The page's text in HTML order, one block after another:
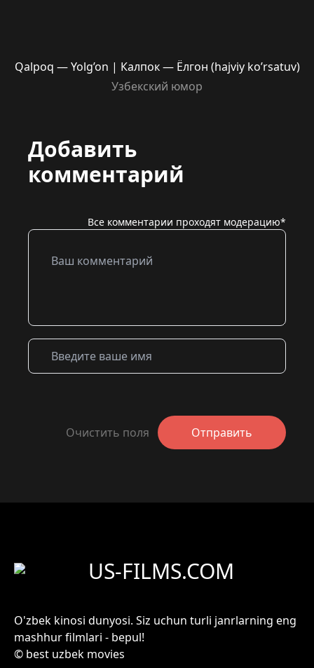
Qalpoq — Yolg’on | Калпок — Ёлгон (hajviy ko’rsatuv)
Узбекский юмор
Добавить
комментарий
Все комментарии проходят модерацию*
Очистить поля Отправить
US-FILMS.COM
O'zbek kinosi dunyosi. Siz uchun turli janrlarning eng
mashhur filmlari - bepul!
© best uzbek movies